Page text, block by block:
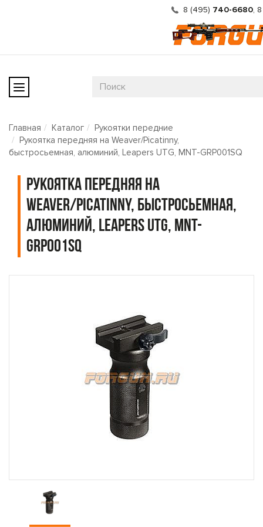
8 (495) 740-6680,
Главная Каталог
Рукоятки передние
Рукоятка передняя на Weaver/Picatinny,
быстросьемная, алюминий, Leapers UTG, MNT-GRP001SQ
Рукоятка передняя на
Weaver/Picatinny, быстросьемная,
алюминий, Leapers UTG, MNT-
GRP001SQ